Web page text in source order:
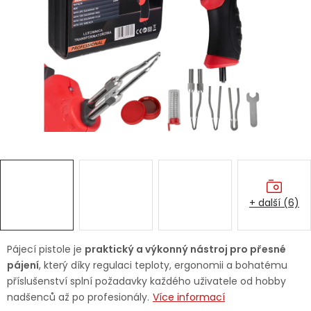
Dětská hřiště
Autodoplňky
Vánoce
Ochranné pomůcky
Značky
Pájecí pistole je praktický a výkonný nástroj pro přesné
pájení, který díky regulaci teploty, ergonomii a bohatému
příslušenství splní požadavky každého uživatele od hobby
nadšenců až po profesionály. Více informací
+ další (6)